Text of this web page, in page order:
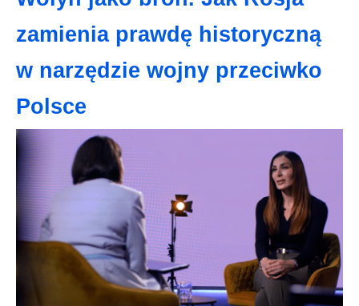
zamienia prawdę historyczną
w narzędzie wojny przeciwko
Polsce